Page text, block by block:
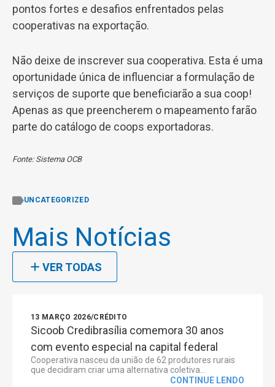
pontos fortes e desafios enfrentados pelas
cooperativas na exportação.
Não deixe de inscrever sua cooperativa. Esta é uma
oportunidade única de influenciar a formulação de
serviços de suporte que beneficiarão a sua coop!
Apenas as que preencherem o mapeamento farão
parte do catálogo de coops exportadoras.
Fonte: Sistema OCB
UNCATEGORIZED
Mais Notícias
VER TODAS
13 MARÇO 2026/CRÉDITO
Sicoob Credibrasília comemora 30 anos
com evento especial na capital federal
Cooperativa nasceu da união de 62 produtores rurais
que decidiram criar uma alternativa coletiva...
CONTINUE LENDO